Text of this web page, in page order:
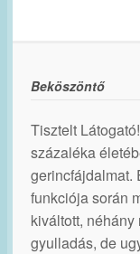
Beköszöntő
Tisztelt
százaléka
gerincfájdalmat.
funkciója során
kiváltott,
gyulladás, de